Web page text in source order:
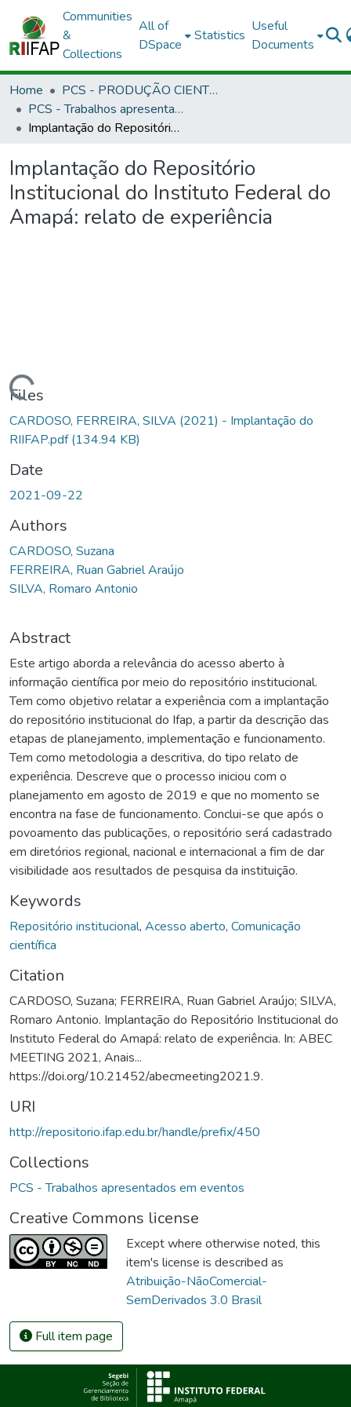
Communities
&
Collections
All of
DSpace
Statistics
Useful
Documents
Home
PCS - PRODUÇÃO CIENTÍFICA DOS SERVIDORES
PCS - Trabalhos apresentados em eventos
Implantação do Repositório Institucional do Instituto Federal do Amapá: relato de experiência
Implantação do Repositório
Institucional do Instituto Federal do
Amapá: relato de experiência
Loading...
Files
CARDOSO, FERREIRA, SILVA (2021) - Implantação do
RIIFAP.pdf(134.94 KB)
Date
2021-09-22
Authors
CARDOSO, Suzana
FERREIRA, Ruan Gabriel Araújo
SILVA, Romaro Antonio
Abstract
Este artigo aborda a relevância do acesso aberto à
informação científica por meio do repositório institucional.
Tem como objetivo relatar a experiência com a implantação
do repositório institucional do Ifap, a partir da descrição das
etapas de planejamento, implementação e funcionamento.
Tem como metodologia a descritiva, do tipo relato de
experiência. Descreve que o processo iniciou com o
planejamento em agosto de 2019 e que no momento se
encontra na fase de funcionamento. Conclui-se que após o
povoamento das publicações, o repositório será cadastrado
em diretórios regional, nacional e internacional a fim de dar
visibilidade aos resultados de pesquisa da instituição.
Keywords
Repositório institucional, Acesso aberto, Comunicação
científica
Citation
CARDOSO, Suzana; FERREIRA, Ruan Gabriel Araújo; SILVA,
Romaro Antonio. Implantação do Repositório Institucional do
Instituto Federal do Amapá: relato de experiência. In: ABEC
MEETING 2021, Anais...
https://doi.org/10.21452/abecmeeting2021.9.
URI
http://repositorio.ifap.edu.br/handle/prefix/450
Collections
PCS - Trabalhos apresentados em eventos
Creative Commons license
Except where otherwise noted, this
item's license is described as
Atribuição-NãoComercial-
SemDerivados 3.0 Brasil
Full item page